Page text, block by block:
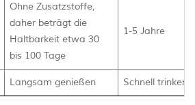
Ohne Zusatzstoffe,
daher beträgt die
Haltbarkeit etwa 30
bis 100 Tage
1-5 Jahre
Langsam genießen Schnell trinken